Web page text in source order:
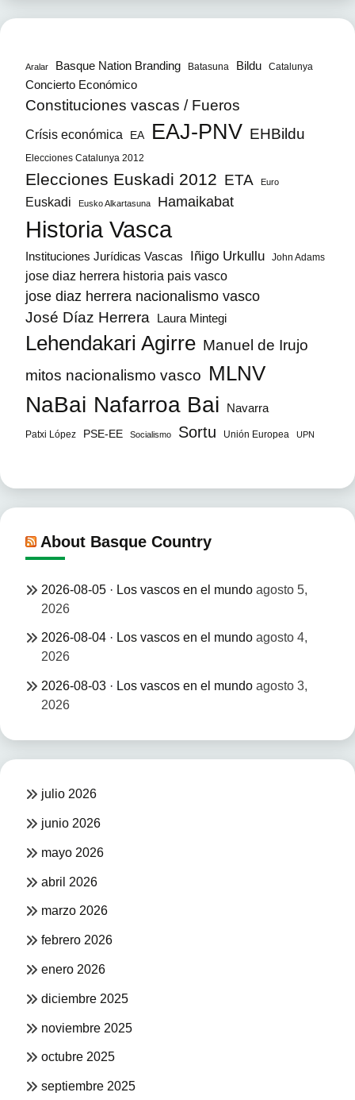
Aralar Basque Nation Branding Batasuna Bildu Catalunya
Concierto Económico
Constituciones vascas / Fueros
Crísis económica EA EAJ-PNV EHBildu
Elecciones Catalunya 2012
Elecciones Euskadi 2012 ETA Euro
Euskadi Eusko Alkartasuna Hamaikabat
Historia Vasca
Instituciones Jurídicas Vascas Iñigo Urkullu John Adams
jose diaz herrera historia pais vasco
jose diaz herrera nacionalismo vasco
José Díaz Herrera Laura Mintegi
Lehendakari Agirre Manuel de Irujo
mitos nacionalismo vasco MLNV
NaBai Nafarroa Bai Navarra
Patxi López PSE-EE Socialismo Sortu Unión Europea UPN
About Basque Country
2026-08-05 · Los vascos en el mundo agosto 5,
2026
2026-08-04 · Los vascos en el mundo agosto 4,
2026
2026-08-03 · Los vascos en el mundo agosto 3,
2026
julio 2026
junio 2026
mayo 2026
abril 2026
marzo 2026
febrero 2026
enero 2026
diciembre 2025
noviembre 2025
octubre 2025
septiembre 2025